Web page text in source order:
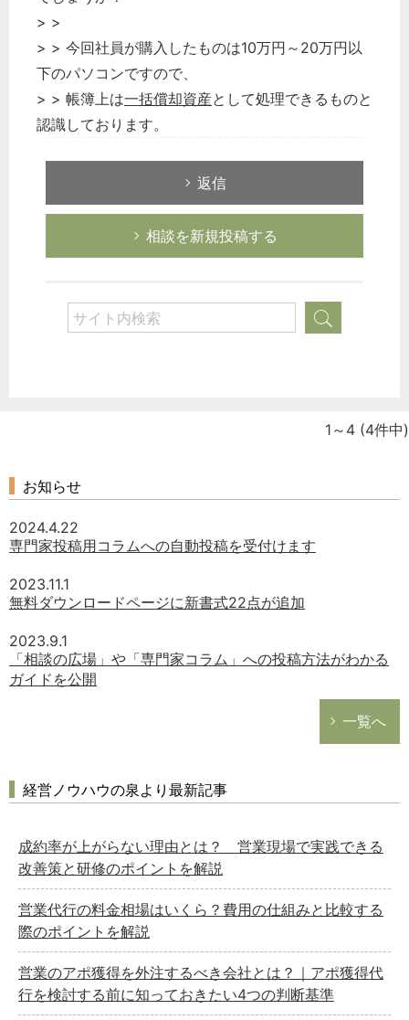
> >
> > 今回社員が購入したものは10万円～20万円以
下のパソコンですので、
> > 帳簿上は一括償却資産として処理できるものと
認識しております。
返信
相談を新規投稿する
1～4 (4件中)
お知らせ
2024.4.22
専門家投稿用コラムへの自動投稿を受付けます
2023.11.1
無料ダウンロードページに新書式22点が追加
2023.9.1
「相談の広場」や「専門家コラム」への投稿方法がわかる
ガイドを公開
一覧へ
経営ノウハウの泉より最新記事
成約率が上がらない理由とは？ 営業現場で実践できる
改善策と研修のポイントを解説
営業代行の料金相場はいくら？費用の仕組みと比較する
際のポイントを解説
営業のアポ獲得を外注するべき会社とは？｜アポ獲得代
行を検討する前に知っておきたい4つの判断基準